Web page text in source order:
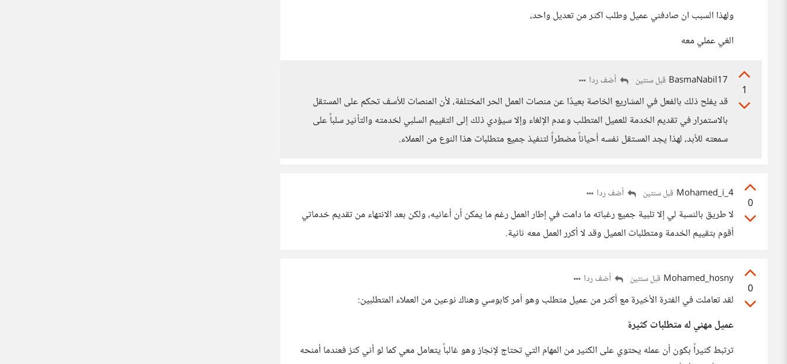
ولهذا السبب ان صادفني عميل وطلب اكثر من تعديل واحد،
الغي عملي معه
1
BasmaNabil17 قبل سنتين أضف ردا
قد يفلح ذلك بالفعل في المشاريع الخاصة بعيدًا عن منصات العمل الحر المختلفة، لأن المنصات للأسف تحكم على المستقل
بالاستمرار في تقديم الخدمة للعميل المتطلب وعدم الإلغاء وإلا سيؤدي ذلك إلى التقييم السلبي لخدمته والتأثير سلباً على
سمعته للأبد، لهذا يجد المستقل نفسه أحياناً مضطراً لتنفيذ جميع متطلبات هذا النوع من العملاء.
0
Mohamed_i_4 قبل سنتين أضف ردا
لا طريق بالنسبة لي إلا تلبية جميع رغباته ما دامت في إطار العمل رغم ما يمكن أن أعانيه، ولكن بعد الانتهاء من تقديم خدماتي
أقوم بتقييم الخدمة ومتطلبات العميل وقد لا أكرر العمل معه ثانية.
0
Mohamed_hosny قبل سنتين أضف ردا
لقد تعاملت في الفترة الأخيرة مع أكثر من عميل متطلب وهو أمر كابوسي وهناك نوعين من العملاء المتطلبين:
عميل مهني له متطلبات كثيرة
ترتبط كثيراً بكون أن عمله يحتوي على الكثير من المهام التي تحتاج لإنجاز وهو غالباً يتعامل معي كما لو أني كنز فعندما أمنحه